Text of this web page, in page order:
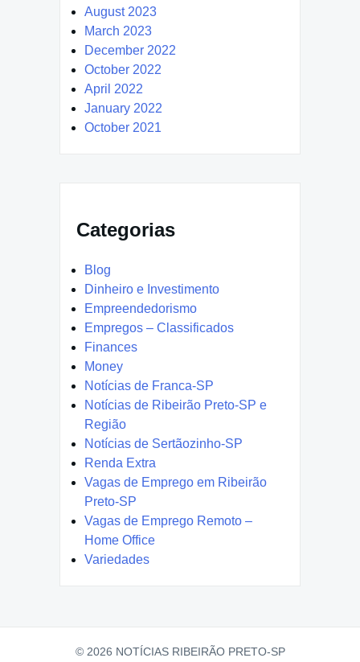
August 2023
March 2023
December 2022
October 2022
April 2022
January 2022
October 2021
Categorias
Blog
Dinheiro e Investimento
Empreendedorismo
Empregos – Classificados
Finances
Money
Notícias de Franca-SP
Notícias de Ribeirão Preto-SP e
Região
Notícias de Sertãozinho-SP
Renda Extra
Vagas de Emprego em Ribeirão
Preto-SP
Vagas de Emprego Remoto –
Home Office
Variedades
© 2026 NOTÍCIAS RIBEIRÃO PRETO-SP